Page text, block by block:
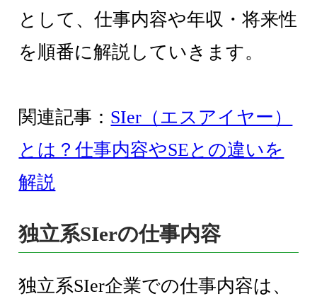
として、仕事内容や年収・将来性
を順番に解説していきます。
関連記事： SIer（エスアイヤー）
とは？仕事内容やSEとの違いを
解説
独立系SIerの仕事内容
独立系SIer企業での仕事内容は、